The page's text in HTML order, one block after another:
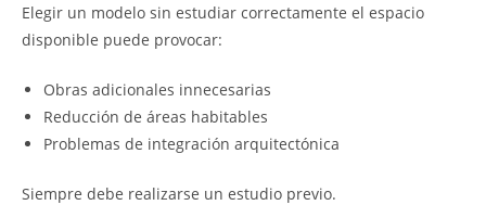
Elegir un modelo sin estudiar correctamente el espacio
disponible puede provocar:
Obras adicionales innecesarias
Reducción de áreas habitables
Problemas de integración arquitectónica
Siempre debe realizarse un estudio previo.